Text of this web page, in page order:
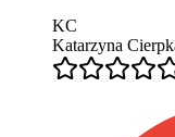
KC
Katarzyna